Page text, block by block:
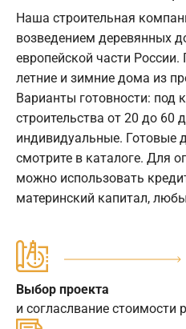
Наша строительная
возведением деревянных
европейской части
летние и зимние дома из
Варианты готовности: под
строительства от 20 до 60
индивидуальные. Готовые
смотрите в каталоге. Для
можно использовать
материнский капитал,
Выбор проекта
и согласлвание стоимости